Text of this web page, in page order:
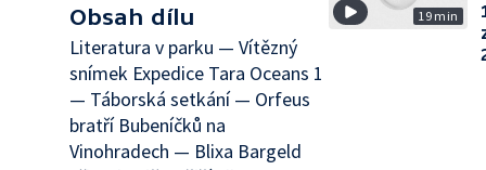
Obsah dílu
Literatura v parku — Vítězný
snímek Expedice Tara Oceans 1
— Táborská setkání — Orfeus
bratří Bubeníčků na
Vinohradech — Blixa Bargeld
19 min